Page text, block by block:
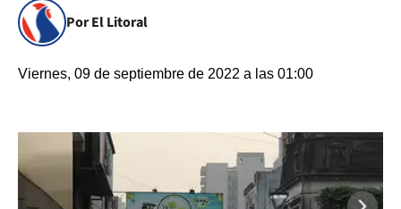
Por El Litoral
Viernes, 09 de septiembre de 2022 a las 01:00